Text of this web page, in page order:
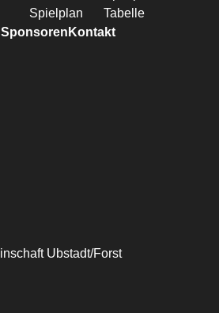
Spielplan
Tabelle
Sponsoren Kontakt
Ubstadt/Forst